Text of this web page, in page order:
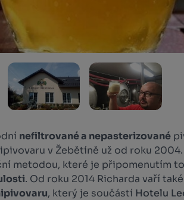
nefiltrované a nepasterizované
v Žebětíně už od roku
metodou, které je připomenutím
. Od roku 2014 Richarda vaří
, který je součástí Hotelu